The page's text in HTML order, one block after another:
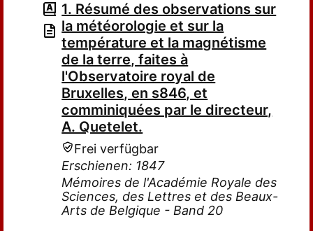
1. Résumé des observations sur
la météorologie et sur la
température et la magnétisme
de la terre, faites à
l'Observatoire royal de
Bruxelles, en s846, et
comminiquées par le directeur,
A. Quetelet.
Frei verfügbar
Erschienen: 1847
Mémoires de l'Académie Royale des
Sciences, des Lettres et des Beaux-
Arts de Belgique - Band 20